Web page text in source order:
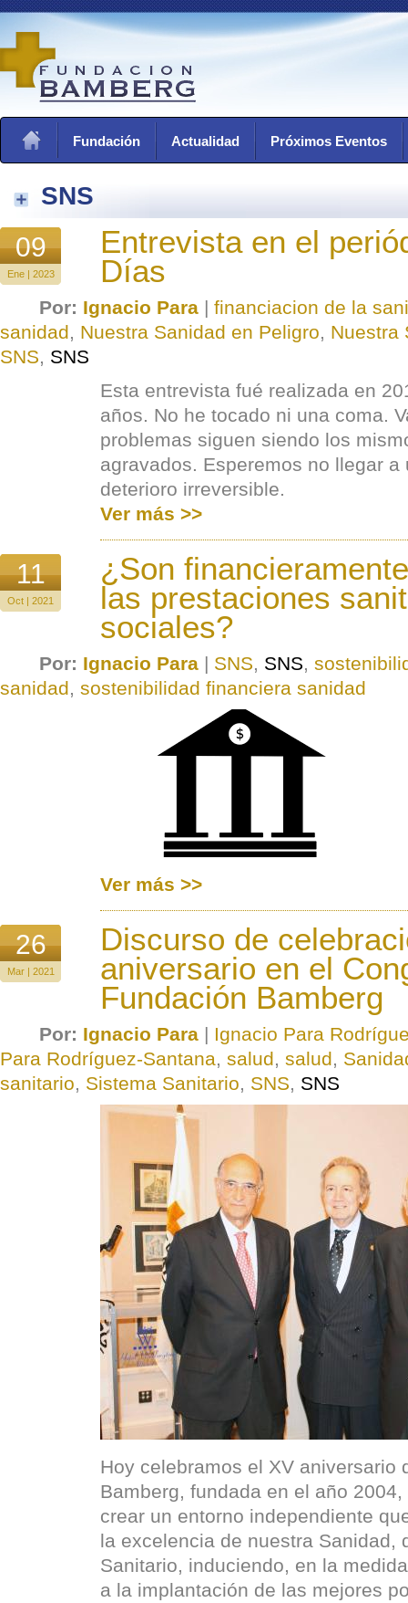
Fundación Actualidad Próximos Eventos
SNS
09
Ene | 2023
Entrevista en el
Días
Por: Ignacio Para | financiacion de la
sanidad, Nuestra Sanidad en Peligro, Nuestra
SNS, SNS
Esta entrevista fué realizada en
años. No he tocado ni una coma.
problemas siguen siendo los
agravados. Esperemos no llegar a
deterioro irreversible.
Ver más >>
11
Oct | 2021
¿Son
las prestaciones
sociales?
Por: Ignacio Para | SNS, SNS,
sanidad, sostenibilidad financiera sanidad
Ver más >>
26
Mar | 2021
Discurso de
aniversario en el
Fundación Bamberg
Por: Ignacio Para | Ignacio Para
Para Rodríguez-Santana, salud, salud,
sanitario, Sistema Sanitario, SNS, SNS
Hoy celebramos el XV aniversario
Bamberg, fundada en el año
crear un entorno independiente
la excelencia de nuestra Sanidad,
Sanitario, induciendo, en la
a la implantación de las mejores